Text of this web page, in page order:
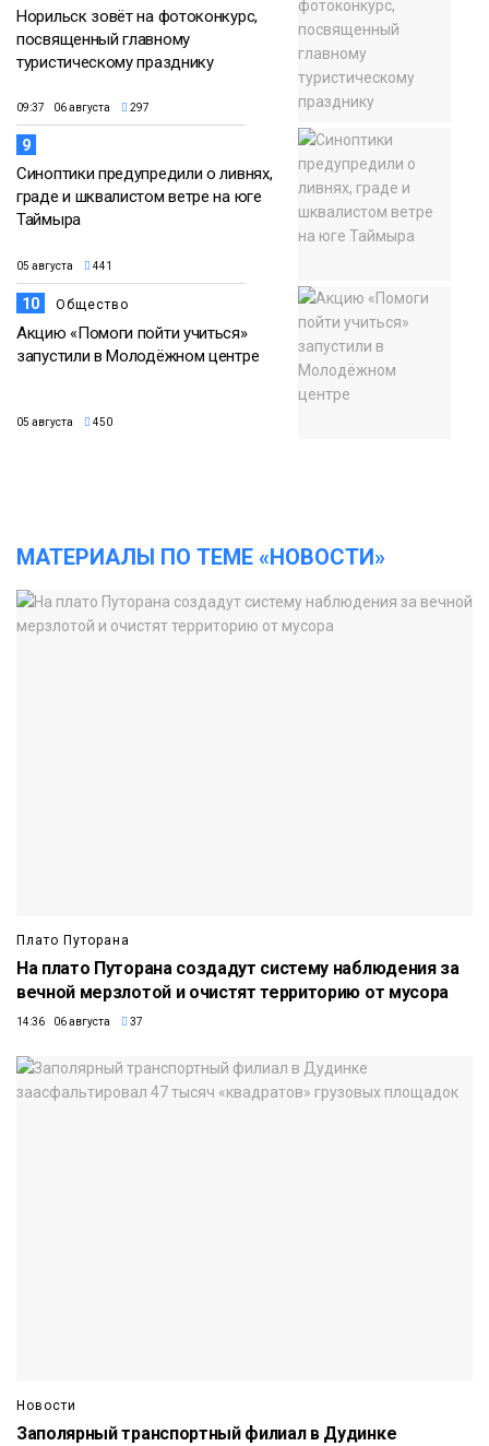
Норильск зовёт на фотоконкурс,
посвященный главному
туристическому празднику
09:37 06 августа 297
9
Синоптики предупредили о ливнях,
граде и шквалистом ветре на юге
Таймыра
05 августа 441
10 Общество
Акцию «Помоги пойти учиться»
запустили в Молодёжном центре
05 августа 450
МАТЕРИАЛЫ ПО ТЕМЕ «НОВОСТИ»
Плато Путорана
На плато Путорана создадут систему наблюдения за
вечной мерзлотой и очистят территорию от мусора
14:36 06 августа 37
Новости
Заполярный транспортный филиал в Дудинке